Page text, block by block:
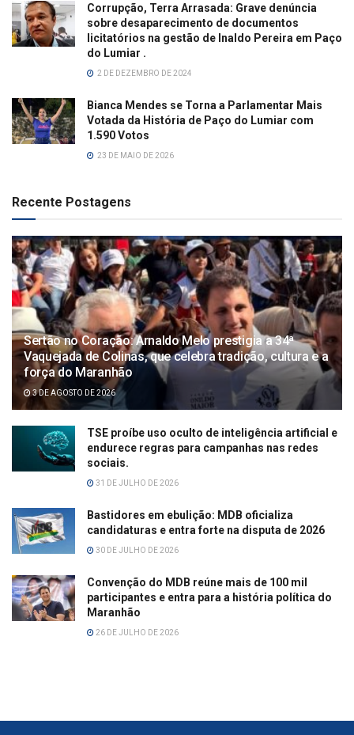
Corrupção, Terra Arrasada: Grave denúncia
sobre desaparecimento de documentos
licitatórios na gestão de Inaldo Pereira em Paço
do Lumiar .
2 DE DEZEMBRO DE 2024
Bianca Mendes se Torna a Parlamentar Mais
Votada da História de Paço do Lumiar com
1.590 Votos
23 DE MAIO DE 2026
Recente Postagens
Sertão no Coração: Arnaldo Melo prestigia a 34ª
Vaquejada de Colinas, que celebra tradição, cultura e a
força do Maranhão
3 DE AGOSTO DE 2026
TSE proíbe uso oculto de inteligência artificial e
endurece regras para campanhas nas redes
sociais.
31 DE JULHO DE 2026
Bastidores em ebulição: MDB oficializa
candidaturas e entra forte na disputa de 2026
30 DE JULHO DE 2026
Convenção do MDB reúne mais de 100 mil
participantes e entra para a história política do
Maranhão
26 DE JULHO DE 2026